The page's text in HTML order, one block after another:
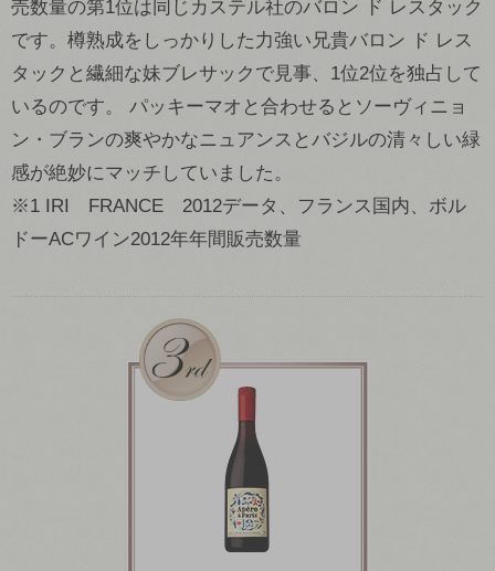
売数量の第1位は同じカステル社のバロン ド レスタック
です。樽熟成をしっかりした力強い兄貴バロン ド レス
タックと繊細な妹ブレサックで見事、1位2位を独占して
いるのです。 パッキーマオと合わせるとソーヴィニョ
ン・ブランの爽やかなニュアンスとバジルの清々しい緑
感が絶妙にマッチしていました。
※1 IRI FRANCE 2012データ、フランス国内、ボル
ドーACワイン2012年年間販売数量